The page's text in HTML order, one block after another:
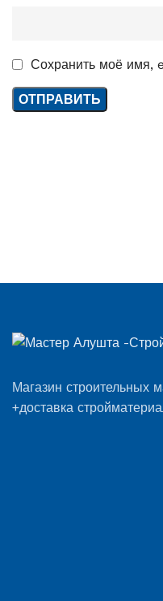
Сохранить моё имя,
Магазин строительных
+доставка